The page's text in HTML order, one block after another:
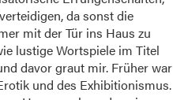
da sonst die
mit der Tür ins Haus zu
lustige Wortspiele im Titel
davor graut mir. Früher war
und des Exhibitionismus.